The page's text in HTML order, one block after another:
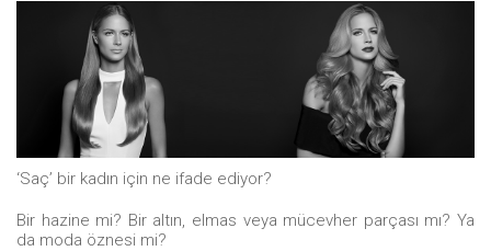
‘Saç’ bir kadın için ne ifade ediyor?
Bir hazine mi? Bir altın, elmas veya mücevher parçası mı? Ya
da moda öznesi mi?